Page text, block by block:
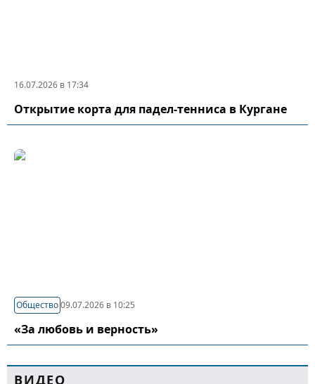
16.07.2026 в 17:34
Открытие корта для падел-тенниса в Кургане
Общество09.07.2026 в 10:25
«За любовь и верность»
ВИДЕО